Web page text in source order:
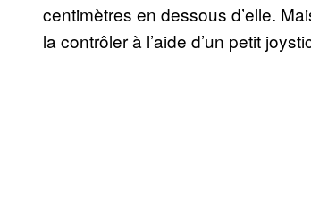
centimètres en dessous d’elle.
la contrôler à l’aide d’un petit